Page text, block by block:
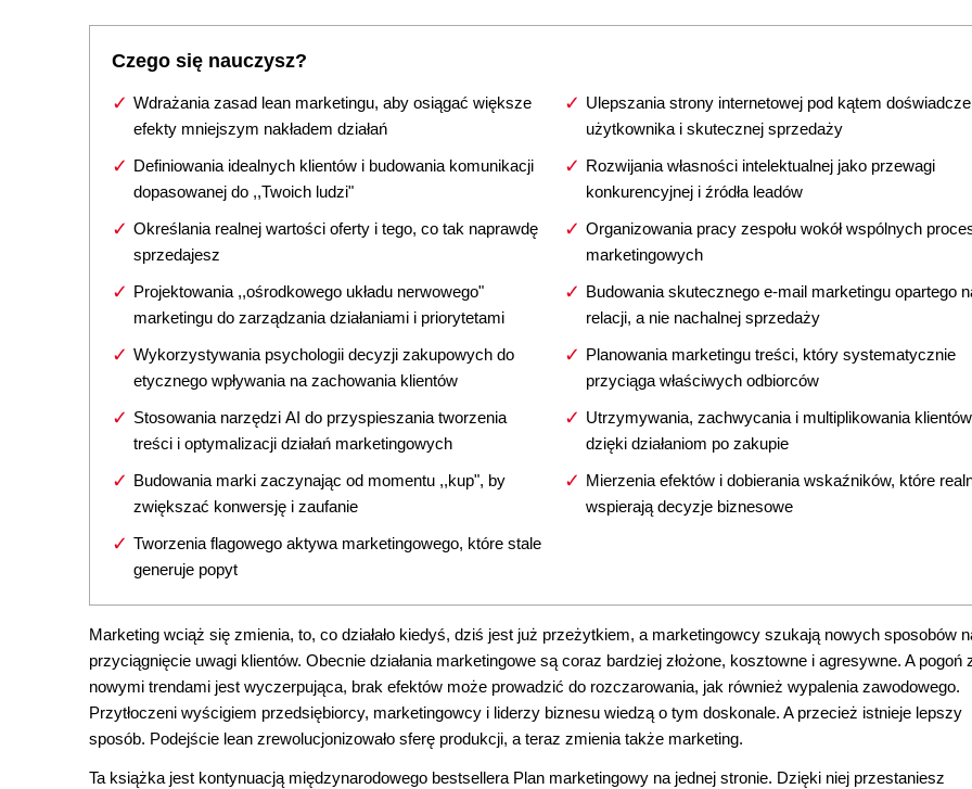
Czego się nauczysz?
Wdrażania zasad lean marketingu, aby osiągać większe
efekty mniejszym nakładem działań
Definiowania idealnych klientów i budowania komunikacji
dopasowanej do ,,Twoich ludzi"
Określania realnej wartości oferty i tego, co tak naprawdę
sprzedajesz
Projektowania ,,ośrodkowego układu nerwowego"
marketingu do zarządzania działaniami i priorytetami
Wykorzystywania psychologii decyzji zakupowych do
etycznego wpływania na zachowania klientów
Stosowania narzędzi AI do przyspieszania tworzenia
treści i optymalizacji działań marketingowych
Budowania marki zaczynając od momentu ,,kup", by
zwiększać konwersję i zaufanie
Tworzenia flagowego aktywa marketingowego, które stale
generuje popyt
Ulepszania strony internetowej pod kątem
użytkownika i skutecznej sprzedaży
Rozwijania własności intelektualnej jako przewagi
konkurencyjnej i źródła leadów
Organizowania pracy zespołu wokół wspólnych
marketingowych
Budowania skutecznego e-mail marketingu opartego
relacji, a nie nachalnej sprzedaży
Planowania marketingu treści, który systematycznie
przyciąga właściwych odbiorców
Utrzymywania, zachwycania i multiplikowania klientów
dzięki działaniom po zakupie
Mierzenia efektów i dobierania wskaźników, które
wspierają decyzje biznesowe
Marketing wciąż się zmienia, to, co działało kiedyś, dziś jest już przeżytkiem, a marketingowcy szukają nowych sposobów
przyciągnięcie uwagi klientów. Obecnie działania marketingowe są coraz bardziej złożone, kosztowne i agresywne. A pogoń
nowymi trendami jest wyczerpująca, brak efektów może prowadzić do rozczarowania, jak również wypalenia zawodowego.
Przytłoczeni wyścigiem przedsiębiorcy, marketingowcy i liderzy biznesu wiedzą o tym doskonale. A przecież istnieje lepszy
sposób. Podejście lean zrewolucjonizowało sferę produkcji, a teraz zmienia także marketing.
Ta książka jest kontynuacją międzynarodowego bestsellera Plan marketingowy na jednej stronie. Dzięki niej przestaniesz